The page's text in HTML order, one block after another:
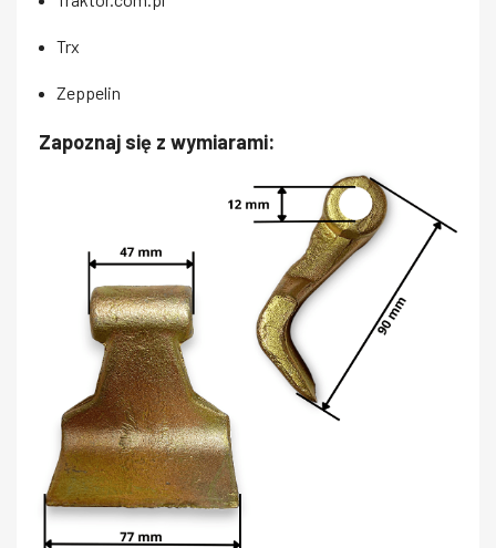
Trx
Zeppelin
Zapoznaj się z wymiarami: